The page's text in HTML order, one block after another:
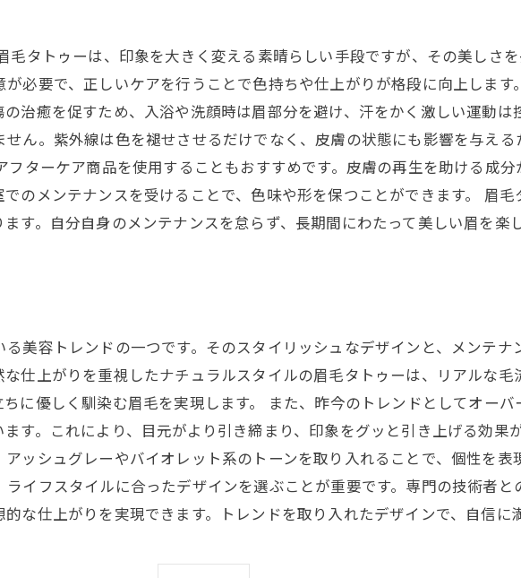
毛タトゥーは、印象を大きく変える素晴らしい手段ですが、その美しさ
必要で、正しいケアを行うことで色持ちや仕上がりが格段に向上します
治癒を促すため、入浴や洗顔時は眉部分を避け、汗をかく激しい運動は
ん。紫外線は色を褪せさせるだけでなく、皮膚の状態にも影響を与え
ターケア商品を使用することもおすすめです。皮膚の再生を助ける成
のメンテナンスを受けることで、色味や形を保つことができます。 眉
す。自分自身のメンテナンスを怠らず、長期間にわたって美しい眉を楽
美容トレンドの一つです。そのスタイリッシュなデザインと、メンテナ
仕上がりを重視したナチュラルスタイルの眉毛タトゥーは、リアルな
に優しく馴染む眉毛を実現します。 また、昨今のトレンドとしてオー
す。これにより、目元がより引き締まり、印象をグッと引き上げる効果
ッシュグレーやバイオレット系のトーンを取り入れることで、個性を表
イフスタイルに合ったデザインを選ぶことが重要です。専門の技術者と
な仕上がりを実現できます。トレンドを取り入れたデザインで、自信に